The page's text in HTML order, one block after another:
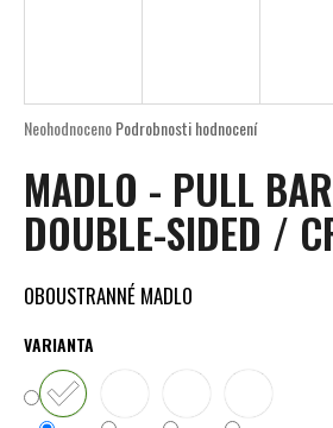
Průměrné
produktu
je
0,0
hvězdiček.
NeohodnocenoPodrobnosti hodnocení
MADLO - PULL
DOUBLE-SIDED /
OBOUSTRANNÉ MADLO
VARIANTA
R
M
A
í
t
D
o